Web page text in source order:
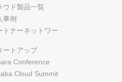
ウド製品一覧
事例
トナーネットワー
ートアップ
Conference
Cloud Summit